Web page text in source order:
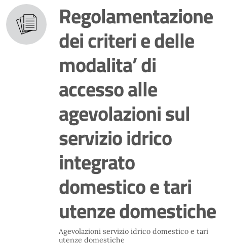
Regolamentazione
dei criteri e delle
modalita’ di
accesso alle
agevolazioni sul
servizio idrico
integrato
domestico e tari
utenze domestiche
Agevolazioni servizio idrico domestico e tari
utenze domestiche